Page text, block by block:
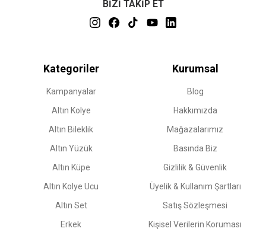
BİZİ TAKİP ET
Kategoriler
Kampanyalar
Altın Kolye
Altın Bileklik
Altın Yüzük
Altın Küpe
Altın Kolye Ucu
Altın Set
Erkek
Kurumsal
Blog
Hakkımızda
Mağazalarımız
Basında Biz
Gizlilik & Güvenlik
Üyelik & Kullanım Şartları
Satış Sözleşmesi
Kişisel Verilerin Koruması